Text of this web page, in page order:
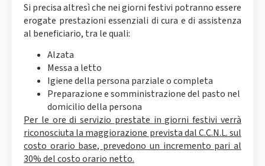
Si precisa altresì che nei giorni festivi potranno essere
erogate prestazioni essenziali di cura e di assistenza
al beneficiario, tra le quali:
Alzata
Messa a letto
Igiene della persona parziale o completa
Preparazione e somministrazione del pasto nel
domicilio della persona
Per le ore di servizio prestate in giorni festivi verrà
riconosciuta la maggiorazione prevista dal C.C.N.L. sul
costo orario base, prevedono un incremento pari al
30% del costo orario netto.